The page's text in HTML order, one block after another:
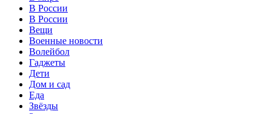
В России
В России
Вещи
Военные новости
Волейбол
Гаджеты
Дети
Дом и сад
Еда
Звёзды